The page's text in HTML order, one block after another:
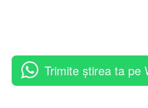
Trimite știrea ta pe